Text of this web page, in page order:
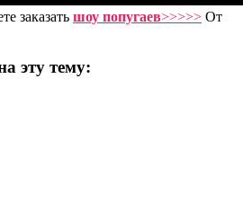
заказать шоу попугаев>>>>> От
эту тему: